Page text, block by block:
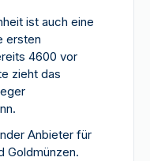
ist auch eine
ersten
4600 vor
zieht das
Anbieter für
Goldmünzen.